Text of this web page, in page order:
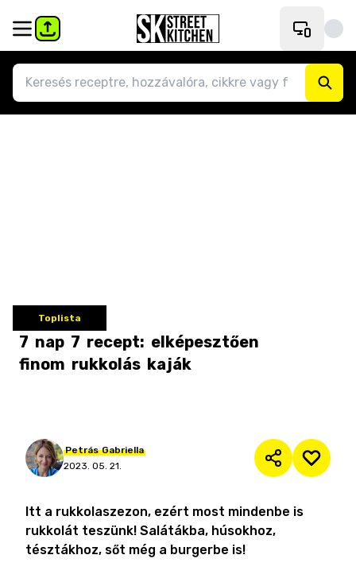
Toplista
7 nap 7 recept: elképesztően
finom rukkolás kaják
Petrás Gabriella
2023. 05. 21.
Itt a rukkolaszezon, ezért most mindenbe is
rukkolát teszünk! Salátákba, húsokhoz,
tésztákhoz, sőt még a burgerbe is!